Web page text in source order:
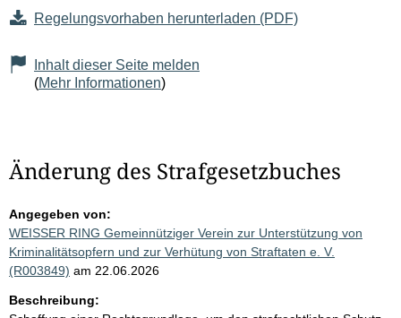
Regelungsvorhaben herunterladen (PDF)
Inhalt dieser Seite melden
(Mehr Informationen)
Änderung des Strafgesetzbuches
Angegeben von:
WEISSER RING Gemeinnütziger Verein zur Unterstützung von
Kriminalitätsopfern und zur Verhütung von Straftaten e. V.
(R003849) am 22.06.2026
Beschreibung: